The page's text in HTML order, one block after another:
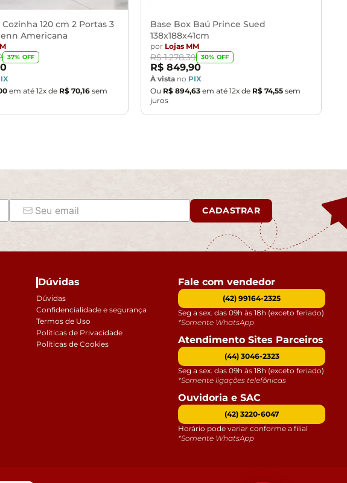
120 cm 2 Portas 3
Americana
37% OFF
em até 12x de R$ 70,16 sem
Base Box Baú Prince Sued
138x188x41cm
por Lojas MM
R$ 1.278,39 30% OFF
R$ 849,90
À vista no PIX
Ou R$ 894,63 em até 12x de R$ 74,55 sem
juros
CADASTRAR
Dúvidas
Dúvidas
Confidencialidade e segurança
Termos de Uso
Políticas de Privacidade
Políticas de Cookies
Fale com vendedor
(42) 99164-2325
Seg a sex. das 09h às 18h (exceto feriado)
*Somente WhatsApp
Atendimento Sites Parceiros
(44) 3046-2323
Seg a sex. das 09h às 18h (exceto feriado)
*Somente ligações telefônicas
Ouvidoria e SAC
(42) 3220-6047
Horário pode variar conforme a filial
*Somente WhatsApp